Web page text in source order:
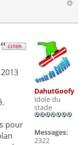
pour
DahutGoofy
Idole du
stade
Messages:
2322